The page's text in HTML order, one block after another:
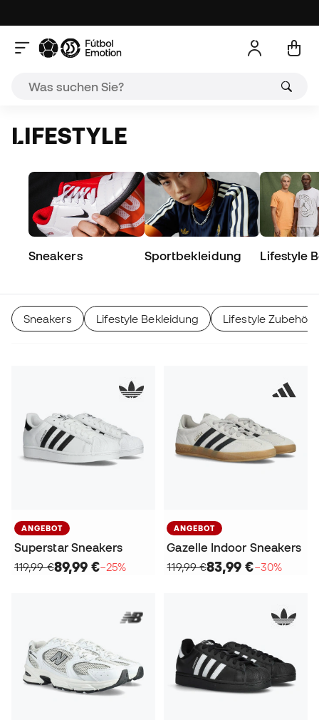
LIFESTYLE
Sneakers Sportbekleidung Lifestyle
Sneakers Lifestyle Bekleidung Lifestyle Zubehör
ANGEBOT
Superstar Sneakers
119,99 €89,99 €−25%
ANGEBOT
Gazelle Indoor Sneakers
119,99 €83,99 €−30%